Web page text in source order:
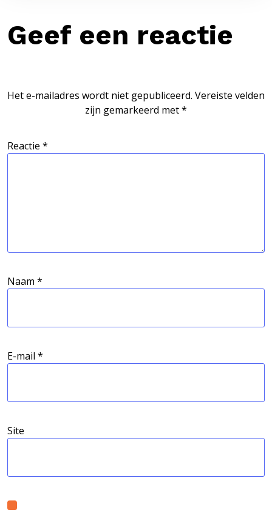
Geef een reactie
Het e-mailadres wordt niet gepubliceerd. Vereiste velden
zijn gemarkeerd met*
Reactie *
Naam *
E-mail *
Site